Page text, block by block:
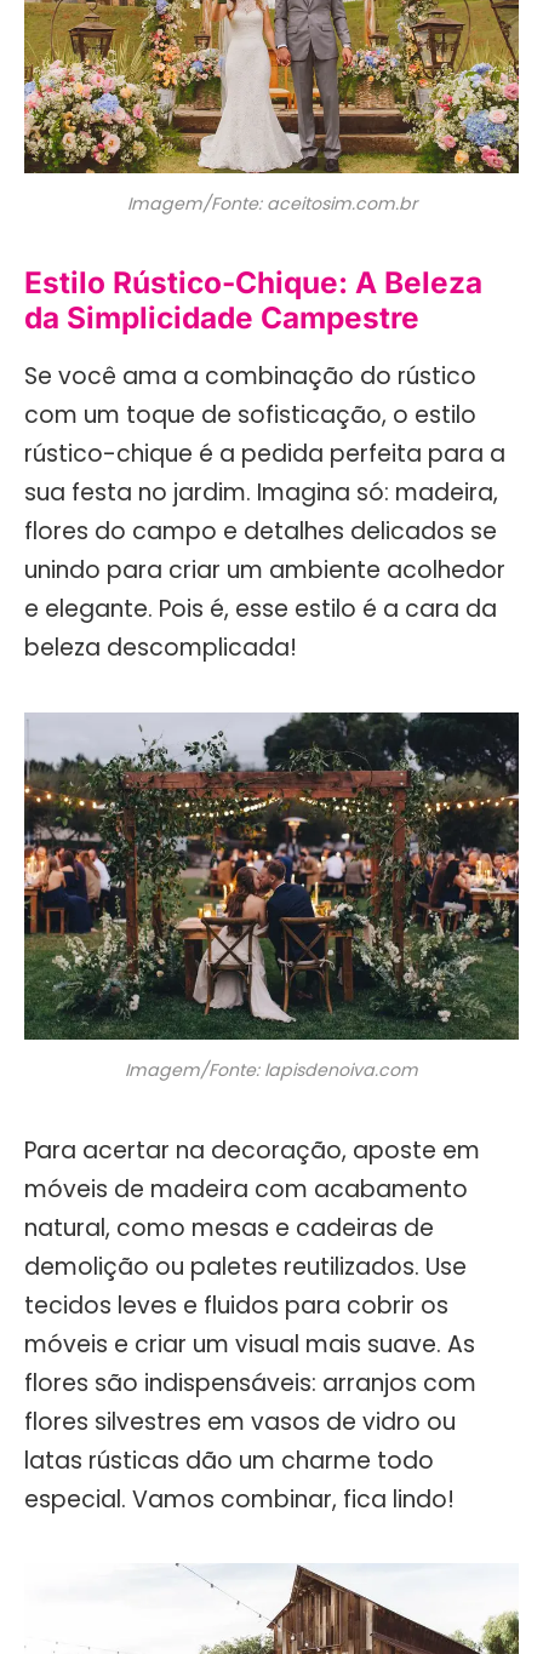
Imagem/Fonte: aceitosim.com.br
Estilo Rústico-Chique: A Beleza
da Simplicidade Campestre
Se você ama a combinação do rústico
com um toque de sofisticação, o estilo
rústico-chique é a pedida perfeita para a
sua festa no jardim. Imagina só: madeira,
flores do campo e detalhes delicados se
unindo para criar um ambiente acolhedor
e elegante. Pois é, esse estilo é a cara da
beleza descomplicada!
Imagem/Fonte: lapisdenoiva.com
Para acertar na decoração, aposte em
móveis de madeira com acabamento
natural, como mesas e cadeiras de
demolição ou paletes reutilizados. Use
tecidos leves e fluidos para cobrir os
móveis e criar um visual mais suave. As
flores são indispensáveis: arranjos com
flores silvestres em vasos de vidro ou
latas rústicas dão um charme todo
especial. Vamos combinar, fica lindo!